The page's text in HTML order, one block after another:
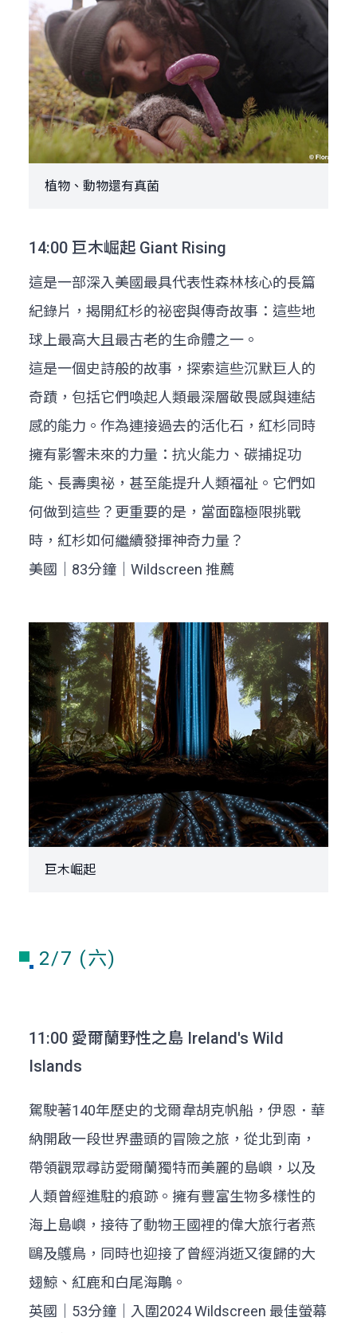
植物、動物還有真菌
14:00 巨木崛起 Giant Rising
這是一部深入美國最具代表性森林核心的長篇
紀錄片，揭開紅杉的祕密與傳奇故事：這些地
球上最高大且最古老的生命體之一。
這是一個史詩般的故事，探索這些沉默巨人的
奇蹟，包括它們喚起人類最深層敬畏感與連結
感的能力。作為連接過去的活化石，紅杉同時
擁有影響未來的力量：抗火能力、碳捕捉功
能、長壽奧祕，甚至能提升人類福祉。它們如
何做到這些？更重要的是，當面臨極限挑戰
時，紅杉如何繼續發揮神奇力量？
美國｜83分鐘｜Wildscreen 推薦
巨木崛起
2/7 (六)
11:00 愛爾蘭野性之島 Ireland's Wild
Islands
駕駛著140年歷史的戈爾韋胡克帆船，伊恩．華
納開啟一段世界盡頭的冒險之旅，從北到南，
帶領觀眾尋訪愛爾蘭獨特而美麗的島嶼，以及
人類曾經進駐的痕跡。擁有豐富生物多樣性的
海上島嶼，接待了動物王國裡的偉大旅行者燕
鷗及鸌鳥，同時也迎接了曾經消逝又復歸的大
翅鯨、紅鹿和白尾海鵰。
英國｜53分鐘｜入圍2024 Wildscreen 最佳螢幕